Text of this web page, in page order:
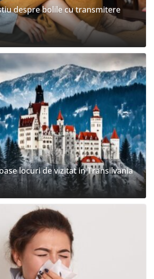
despre bolile cu transmitere
locuri de vizitat in Transilvania